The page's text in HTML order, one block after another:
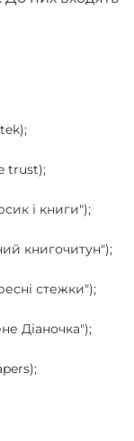
trust);
і книги");
книгочитун");
стежки");
Діаночка");